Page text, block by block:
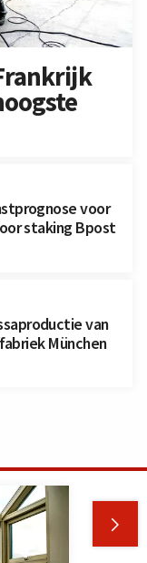
voor
staking Bpost
van
München
